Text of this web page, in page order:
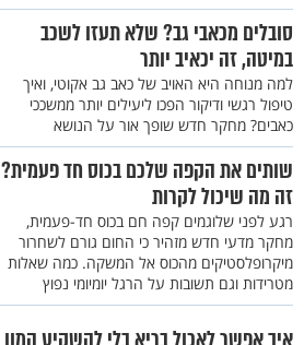
סובלים מכאבי גב? שלא תעזו לשכב
במיטה, זה יכאיב יותר
למה מנוחה היא האויב של כאב גב אקוטי, ואיך
טיפול רגשי ודיקור הפכו ליעילים יותר ממשככי
כאבים? מחקר חדש שופך אור על הנושא
שותים את הקפה שלכם בכוס חד פעמית?
זה מה שיכול לקרות
רגע לפני שלוגמים קפה חם בכוס חד-פעמית,
מחקר מדעי חדש מזהיר כי החום גורם לשחרור
מיקרופלסטיקים מהכוס אל המשקה. כמה שאלות
מטרידות וגם תשובות על הרגל יומיומי נפוץ